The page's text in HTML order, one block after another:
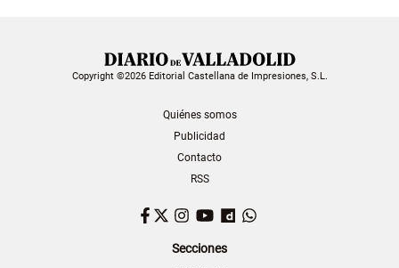
Copyright ©2026 Editorial Castellana de Impresiones, S.L.
Quiénes somos
Publicidad
Contacto
RSS
Facebook
TwitterInstagram
YouTubeDailymotion
Secciones